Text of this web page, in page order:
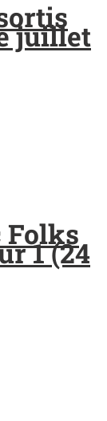
juillet
Folks
1 (24